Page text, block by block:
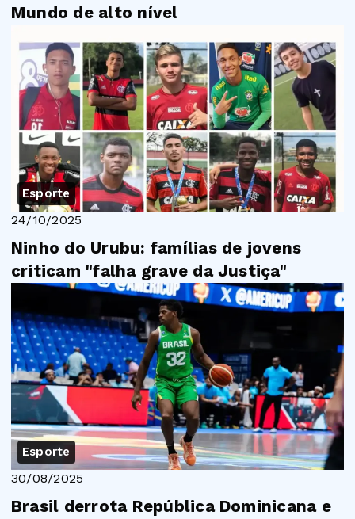
Mundo de alto nível
Esporte
24/10/2025
Ninho do Urubu: famílias de jovens
criticam "falha grave da Justiça"
Esporte
30/08/2025
Brasil derrota República Dominicana e